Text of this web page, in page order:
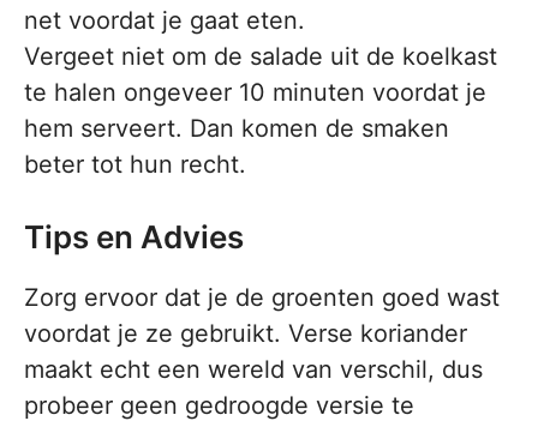
net voordat je gaat eten.
Vergeet niet om de salade uit de koelkast
te halen ongeveer 10 minuten voordat je
hem serveert. Dan komen de smaken
beter tot hun recht.
Tips en Advies
Zorg ervoor dat je de groenten goed wast
voordat je ze gebruikt. Verse koriander
maakt echt een wereld van verschil, dus
probeer geen gedroogde versie te